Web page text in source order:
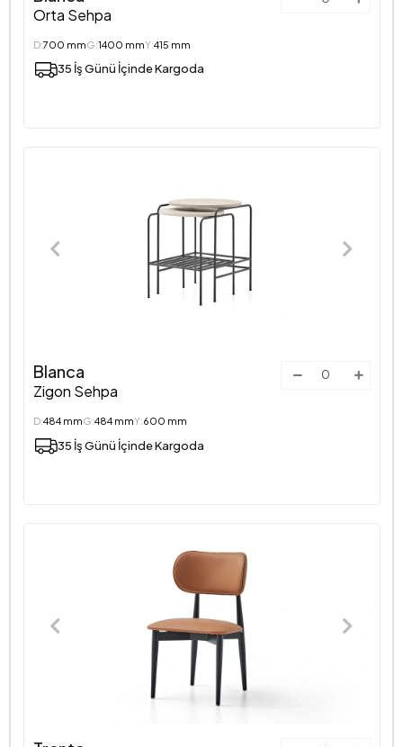
Orta Sehpa
D:700 mmG:1400 mmY:415 mm
35 İş Günü İçinde Kargoda
Blanca
Zigon Sehpa
D:484 mmG:484 mmY:600 mm
35 İş Günü İçinde Kargoda